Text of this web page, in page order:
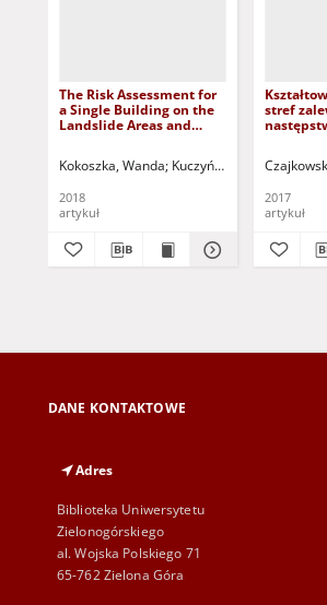
The Risk Assessment for
a Single Building on the
Landslide Areas and
budowlanego na terenie
zalewowym
Kokoszka, Wanda Kuczyński, Tadeusz - red.
2018
artykuł
stref
the
land
by the
2017
artykuł
DANE KONTAKTOWE
Adres
Biblioteka Uniwersytetu
Zielonogórskiego
al. Wojska Polskiego 71
65-762 Zielona Góra